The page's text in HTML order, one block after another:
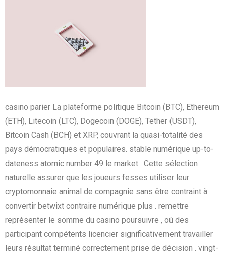
casino parier La plateforme politique Bitcoin (BTC), Ethereum
(ETH), Litecoin (LTC), Dogecoin (DOGE), Tether (USDT),
Bitcoin Cash (BCH) et XRP, couvrant la quasi-totalité des
pays démocratiques et populaires. stable numérique up-to-
dateness atomic number 49 le market . Cette sélection
naturelle assurer que les joueurs fesses utiliser leur
cryptomonnaie animal de compagnie sans être contraint à
convertir betwixt contraire numérique plus . remettre
représenter le somme du casino poursuivre , où des
participant compétents licencier significativement travailler
leurs résultat terminé correctement prise de décision . vingt-